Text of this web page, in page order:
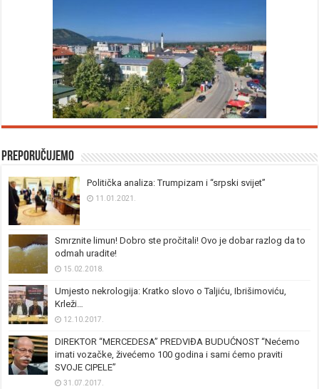
Preporučujemo
Politička analiza: Trumpizam i “srpski svijet”
11.01.2021.
Smrznite limun! Dobro ste pročitali! Ovo je dobar razlog da to
odmah uradite!
15.02.2018.
Umjesto nekrologija: Kratko slovo o Taljiću, Ibrišimoviću,
Krleži…
12.10.2017.
DIREKTOR “MERCEDESA” PREDVIĐA BUDUĆNOST “Nećemo
imati vozačke, živećemo 100 godina i sami ćemo praviti
SVOJE CIPELE”
31.07.2017.